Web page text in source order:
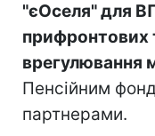
"єОселя" для
прифронтових
врегулювання
Пенсійним
партнерами.